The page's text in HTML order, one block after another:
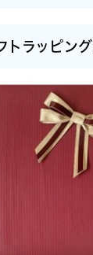
トラッピン